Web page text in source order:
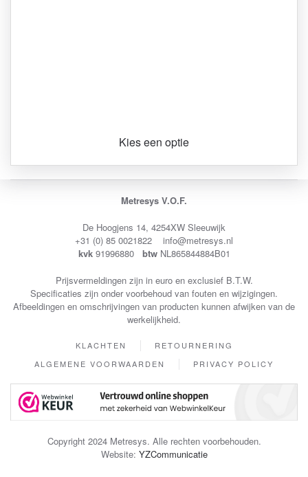
Kies een optie
Metresys V.O.F.
De Hoogjens 14, 4254XW Sleeuwijk
+31 (0) 85 0021822 info@metresys.nl
kvk 91996880 btw NL865844884B01
Prijsvermeldingen zijn in euro en exclusief B.T.W.
Specificaties zijn onder voorbehoud van fouten en wijzigingen.
Afbeeldingen en omschrijvingen van producten kunnen afwijken van de
werkelijkheid.
KLACHTEN
RETOURNERING
ALGEMENE VOORWAARDEN
PRIVACY POLICY
Copyright 2024 Metresys. Alle rechten voorbehouden.
Website: YZCommunicatie